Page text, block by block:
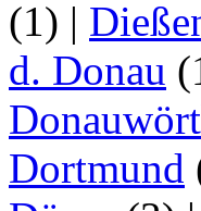
(1) |
d. Donau
Dortmund